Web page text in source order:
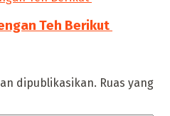
Teh Berikut
dipublikasikan. Ruas yang